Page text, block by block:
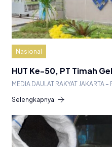
Nasional
HUT Ke-50, PT Timah
MEDIA DAULAT RAKYAT JAKARTA –
Selengkapnya